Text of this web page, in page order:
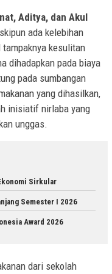
Aditya, dan Akul
ada kelebihan
tampaknya kesulitan
dihadapkan pada biaya
pada sumbangan
yang dihasilkan,
inisiatif nirlaba yang
unggas.
Sirkular
Semester I 2026
Award 2026
dari sekolah